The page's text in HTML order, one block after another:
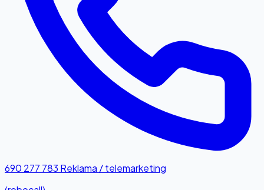
690 277 783 Reklama / telemarketing